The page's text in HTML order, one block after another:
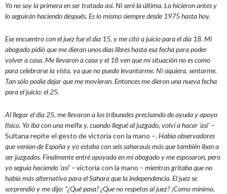
Yo no soy la primera en ser tratada así. Ni seré la última. Lo hicieron antes y
lo seguirán haciendo después. Es lo mismo siempre desde 1975 hasta hoy.
Ese encuentro con el juez fue el día 15, y me citó a juicio para el día 18. Mi
abogado pidió que me dieran unos días libres hasta esa fecha para poder
volver a casa. Me llevaron a casa y el 18 ven que mi situación no es como
para celebrarse la vista, ya que no puedo levantarme. Ni siquiera, sentarme.
Tan sólo podía dejar que me movieran. Entonces me dieron una nueva fecha
para el juicio: el 25.
Al llegar el día 25, me llevaron a los tribunales precisando de ayuda y apoyo
físico. Yo iba con unamelfa y, cuando llegué al juzgado, volví a hacer ‘así’ –
Sultana repite el gesto de victoria con la mano –. Había observadores
que venían de España y yo estaba con seis saharauis más que también iban a
ser juzgados. Finalmente entré apoyada en mi abogado y me esposaron, pero
yo seguía haciendo ‘así’ –victoria con la mano – mientras gritaba que no
había más alternativa para el Sahara que la independencia. El juez se
sorprendió y me dijo: “¿Qué pasa? ¿Que no respetas al juez? ¡Como mínimo,